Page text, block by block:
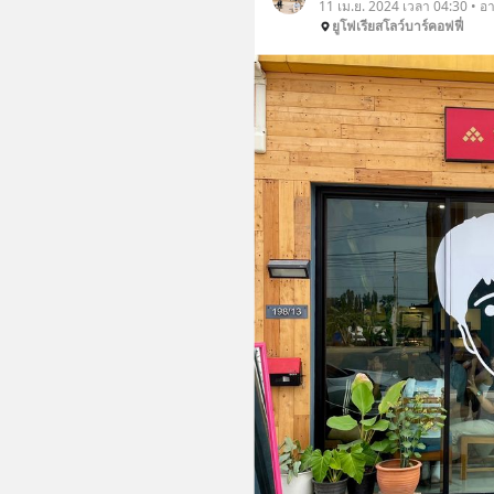
11 เม.ย. 2024 เวลา 04:30 • อ
ยูโฟเรียสโลว์บาร์คอฟฟี่